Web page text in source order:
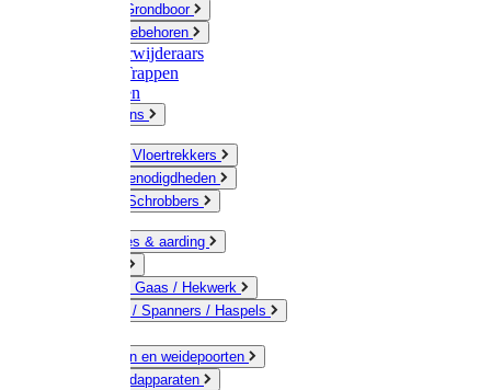
Hamers / Grondboor
Sledes / toebehoren
Onkruidverwijderaars
Ladders / Trappen
Werkbanken
Betonmolens
Bezems & Vloertrekkers
Schildersbenodigdheden
Borstels / Schrobbers
Accessoires & aarding
Geleiders / Gaas / Hekwerk
Verbinders / Spanners / Haspels
Doorgangen en weidepoorten
Schrikdraadapparaten